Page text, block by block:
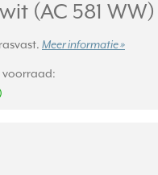
(AC 581 WW)
Meer informatie »
voorraad: